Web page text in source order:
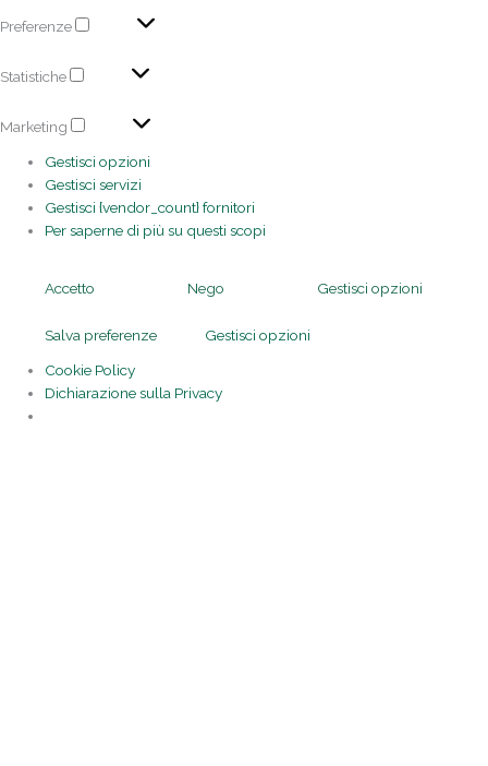
Preferenze
Statistiche
Marketing
Gestisci opzioni
Gestisci servizi
Gestisci {vendor_count} fornitori
Per saperne di più su questi scopi
Accetto Nego Gestisci opzioni
Salva preferenze
Gestisci opzioni
Cookie Policy
Dichiarazione sulla Privacy